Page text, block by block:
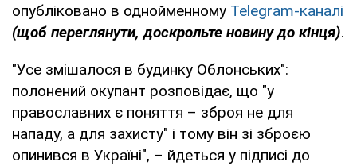
опубліковано в однойменному Telegram-каналі
(щоб переглянути, доскрольте новину до кінця).
"Усе змішалося в будинку Облонських":
полонений окупант розповідає, що "у
православних є поняття – зброя не для
нападу, а для захисту" і тому він зі зброєю
опинився в Україні", – йдеться у підписі до